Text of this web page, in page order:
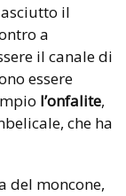
il
a
il canale di
essere
l’onfalite,
che ha
del moncone,